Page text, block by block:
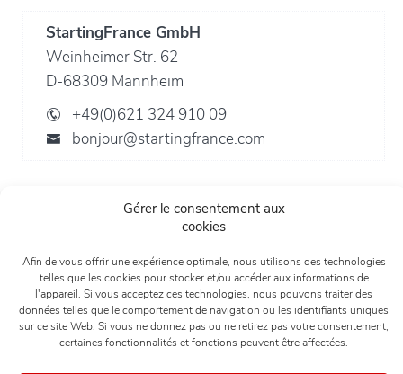
Gérer le consentement aux
cookies
Afin de vous offrir une expérience optimale, nous utilisons des technologies
telles que les cookies pour stocker et/ou accéder aux informations de
l'appareil. Si vous acceptez ces technologies, nous pouvons traiter des
données telles que le comportement de navigation ou les identifiants uniques
sur ce site Web. Si vous ne donnez pas ou ne retirez pas votre consentement,
certaines fonctionnalités et fonctions peuvent être affectées.
StartingFrance GmbH
Weinheimer Str. 62
D-68309 Mannheim
+49(0)621 324 910 09
bonjour@startingfrance.com